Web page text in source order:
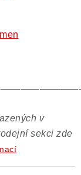
v
sekci zde